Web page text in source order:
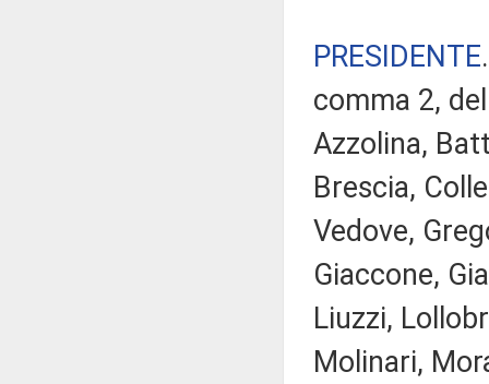
PRESIDENTE
comma 2,
Azzolina,
Brescia,
Vedove,
Giaccone,
Liuzzi,
Molinari,